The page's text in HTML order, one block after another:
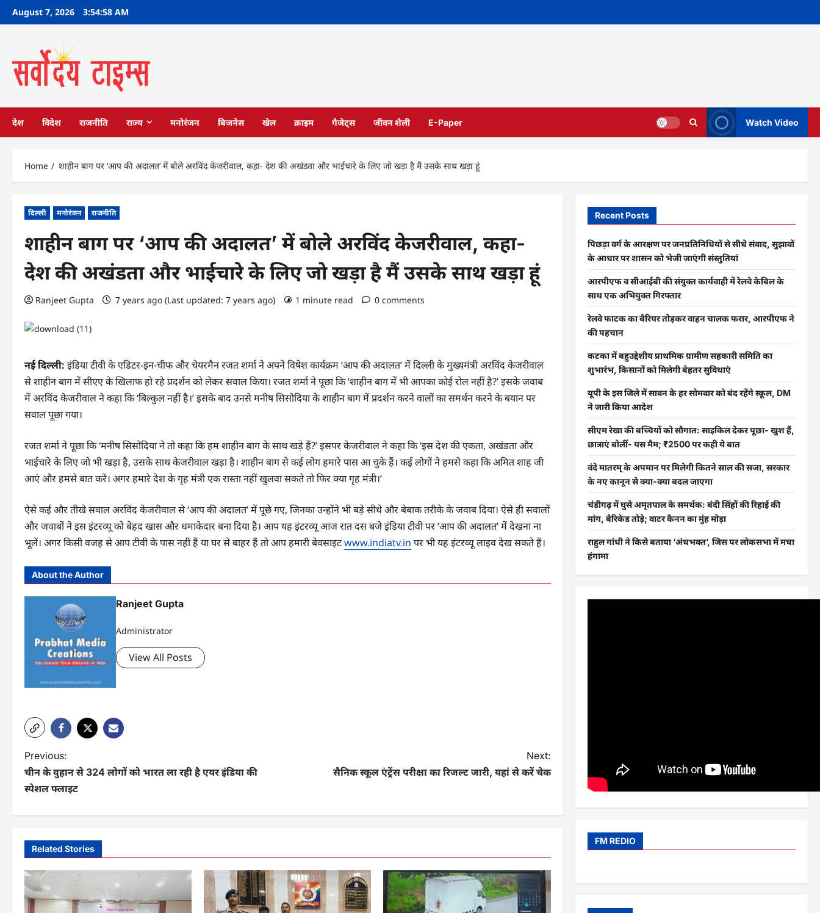
SkipAugust 7, 2026 3:54:59 AM
देश विदेश राजनीति राज्य मनोरंजन बिजनेस खेल क्राइम गैजेट्स जीवन शैली E-Paper Watch Video
Home शाहीन बाग पर ‘आप की अदालत’ में बोले अरविंद केजरीवाल, कहा- देश की अखंडता और भाईचारे के लिए जो खड़ा है मैं उसके साथ खड़ा हूं
दिल्ली मनोरंजन राजनीति
शाहीन बाग पर ‘आप की अदालत’ में बोले अरविंद केजरीवाल, कहा-
देश की अखंडता और भाईचारे के लिए जो खड़ा है मैं उसके साथ खड़ा हूं
Ranjeet Gupta 7 years ago (Last updated: 7 years ago) 1 minute read 0 comments
नई दिल्ली: इंडिया टीवी के एडिटर-इन-चीफ और चेयरमैन रजत शर्मा ने अपने विषेश कार्यक्रम ‘आप की अदालत’ में दिल्ली के मुख्यमंत्री अरविंद केजरीवाल
से शाहीन बाग में सीएए के खिलाफ हो रहे प्रदर्शन को लेकर सवाल किया। रजत शर्मा ने पूछा कि ‘शाहीन बाग में भी आपका कोई रोल नहीं है?’ इसके जवाब
में अरविंद केजरीवाल ने कहा कि ‘बिल्कुल नहीं है।’ इसके बाद उनसे मनीष सिसोदिया के शाहीन बाग में प्रदर्शन करने वालों का समर्थन करने के बयान पर
सवाल पूछा गया।
रजत शर्मा ने पूछा कि ‘मनीष सिसोदिया ने तो कहा कि हम शाहीन बाग के साथ खड़े हैं?’ इसपर केजरीवाल ने कहा कि ‘इस देश की एकता, अखंडता और
भाईचारे के लिए जो भी खड़ा है, उसके साथ केजरीवाल खड़ा है। शाहीन बाग से कई लोग हमारे पास आ चुके हैं। कई लोगों ने हमसे कहा कि अमित शाह जी
आएं और हमसे बात करें। अगर हमारे देश के गृह मंत्री एक रास्ता नहीं खुलवा सकते तो फिर क्या गृह मंत्री।’
ऐसे कई और तीखे सवाल अरविंद केजरीवाल से ‘आप की अदालत’ में पूछे गए, जिनका उन्होंने भी बड़े सीधे और बेबाक तरीके के जवाब दिया। ऐसे ही सवालों
और जवाबों ने इस इंटरव्यू को बेहद खास और धमाकेदार बना दिया है। आप यह इंटरव्यू आज रात दस बजे इंडिया टीवी पर ‘आप की अदालत’ में देखना ना
भूलें। अगर किसी वजह से आप टीवी के पास नहीं हैं या घर से बाहर हैं तो आप हमारी बेवसाइटwww.indiatv.in पर भी यह इंटरव्यू लाइव देख सकते हैं।
About the Author
Ranjeet Gupta
Administrator
View All Posts
P
o
n
a
v
Previous:
चीन के वुहान से 324 लोगों को भारत ला रही है एयर इंडिया की
स्पेशल फ्लाइट
Next:
सैनिक स्कूल एंट्रेंस परीक्षा का रिजल्ट जारी, यहां से करें चेक
Related Stories
Recent Posts
पिछड़ा वर्ग के आरक्षण पर जनप्रतिनिधियों से सीधे संवाद, सुझावों
के आधार पर शासन को भेजी जाएंगी संस्तुतियां
आरपीएफ व सीआईबी की संयुक्त कार्यवाही में रेलवे केबिल के
साथ एक अभियुक्त गिरफ्तार
रेलवे फाटक का बैरियर तोड़कर वाहन चालक फरार, आरपीएफ ने
की पहचान
कटका में बहुउद्देशीय प्राथमिक ग्रामीण सहकारी समिति का
शुभारंभ, किसानों को मिलेगी बेहतर सुविधाएं
यूपी के इस जिले में सावन के हर सोमवार को बंद रहेंगे स्कूल, DM
ने जारी किया आदेश
सीएम रेखा की बच्चियों को सौगात: साइकिल देकर पूछा- खुश हैं,
छात्राएं बोलीं- यस मैम; ₹2500 पर कही ये बात
वंदे मातरम् के अपमान पर मिलेगी कितने साल की सजा, सरकार
के नए कानून से क्या-क्या बदल जाएगा
चंडीगढ़ में घुसे अमृतपाल के समर्थक: बंदी सिंहों की रिहाई की
मांग, बैरिकेड तोड़े; वाटर कैनन का मुंह मोड़ा
राहुल गांधी ने किसे बताया ‘अंधभक्त’, जिस पर लोकसभा में मचा
हंगामा
FM REDIO